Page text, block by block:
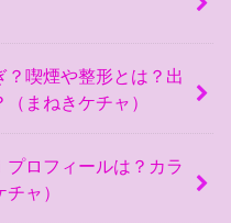
喫煙や整形とは？出
まねきケチャ）
ロフィールは？カラ
ャ）